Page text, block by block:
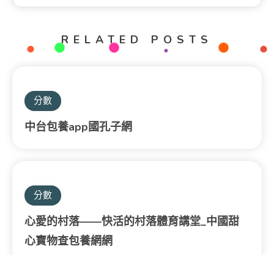
RELATED POSTS
分數
中台包養app國孔子網
分數
心愛的村落——快活的村落體育講堂_中國甜
心寶物查包養網網